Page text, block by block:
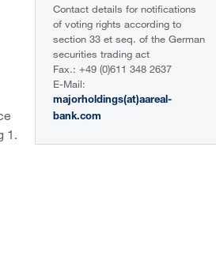
1.
Contact details for notifications
of voting rights according to
section 33 et seq. of the German
securities trading act
Fax.: +49 (0)611 348 2637
E-Mail:
majorholdings(at)aareal-
bank.com